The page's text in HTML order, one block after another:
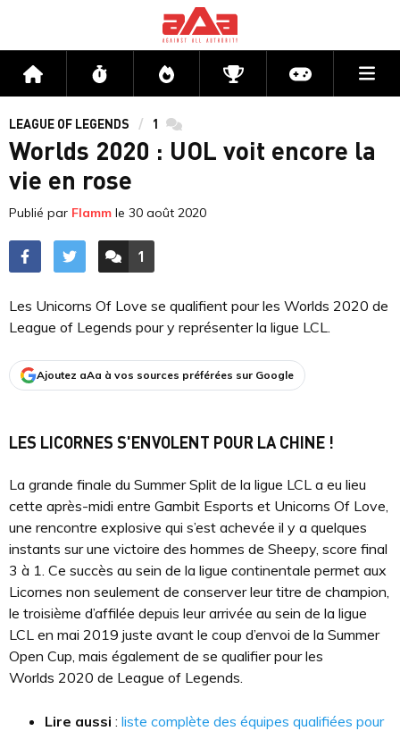
Accueil Flux Directs CompétitionsActu jeux
LEAGUE OF LEGENDS 1 commentaires
Worlds 2020 : UOL voit encore la
vie en rose
Publié par Flamm le 30 août 2020
ACCÉDER AUX
1
COMMENTAIRES
Les Unicorns Of Love se qualifient pour les Worlds 2020 de
League of Legends pour y représenter la ligue LCL.
Ajoutez aAa à vos sources préférées sur Google
LES LICORNES S'ENVOLENT POUR LA CHINE !
La grande finale du Summer Split de la ligue LCL a eu lieu
cette après-midi entre Gambit Esports et Unicorns Of Love,
une rencontre explosive qui s’est achevée il y a quelques
instants sur une victoire des hommes de Sheepy, score final
3 à 1. Ce succès au sein de la ligue continentale permet aux
Licornes non seulement de conserver leur titre de champion,
le troisième d’affilée depuis leur arrivée au sein de la ligue
LCL en mai 2019 juste avant le coup d’envoi de la Summer
Open Cup, mais également de se qualifier pour les
Worlds 2020 de League of Legends.
Lire aussi : liste complète des équipes qualifiées pour